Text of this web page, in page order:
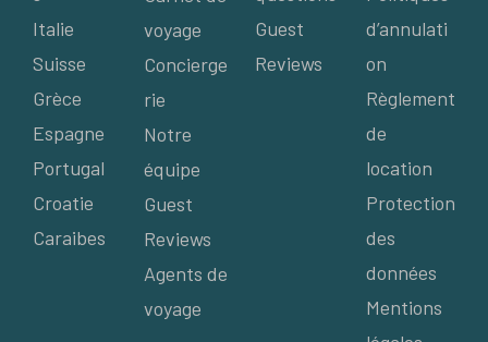
Italie
Suisse
Grèce
Espagne
Portugal
Croatie
Caraibes
voyage
Concierge
rie
Notre
équipe
Guest
Reviews
Agents de
voyage
Guest
Reviews
d’annulati
on
Règlement
de
location
Protection
des
données
Mentions